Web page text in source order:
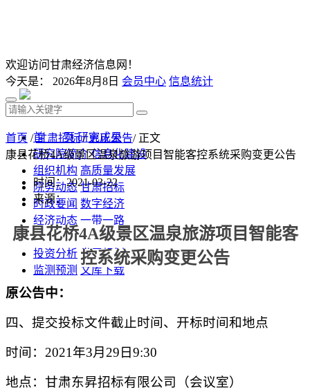
欢迎访问甘肃经济信息网！
今天是： 2026年8月8日 会员中心 信息统计
首 页 研究成果
研究院简介 信息化建设
组织机构 高质量发展
院务动态 甘肃招标
时政要闻 数字经济
经济动态 一带一路
发改视点 乡村振兴
投资分析 发展规划
监测预测 文库下载
首页 /甘肃招标/更正公告/ 正文
康县花桥4A级景区温泉旅游项目智能客控系统采购变更公告
时间：2021-03-22
来源：
康县花桥4A级景区温泉旅游项目智能客
控系统采购变更公告
原公告中：
四、提交投标文件截止时间、开标时间和地点
时间： 2021年3月 29日9:30
地点：甘肃东昇招标有限公司（会议室）